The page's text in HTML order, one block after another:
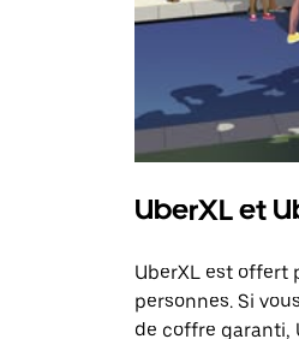
UberXL et
UberXL est offert
personnes. Si
de coffre garanti,